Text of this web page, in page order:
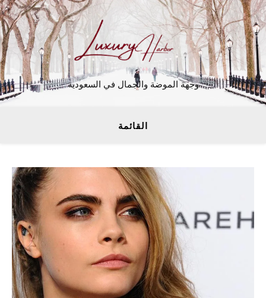
وجهة الموضة والجمال في السعودية
القائمة